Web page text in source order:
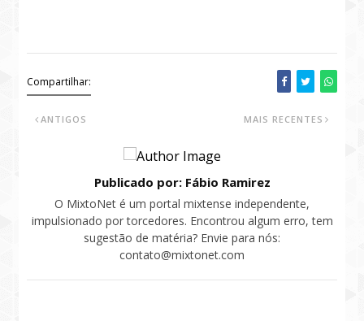
Compartilhar:
MAIS RECENTES
ANTIGOS
Publicado por: Fábio Ramirez
O MixtoNet é um portal mixtense independente,
impulsionado por torcedores. Encontrou algum erro, tem
sugestão de matéria? Envie para nós:
contato@mixtonet.com